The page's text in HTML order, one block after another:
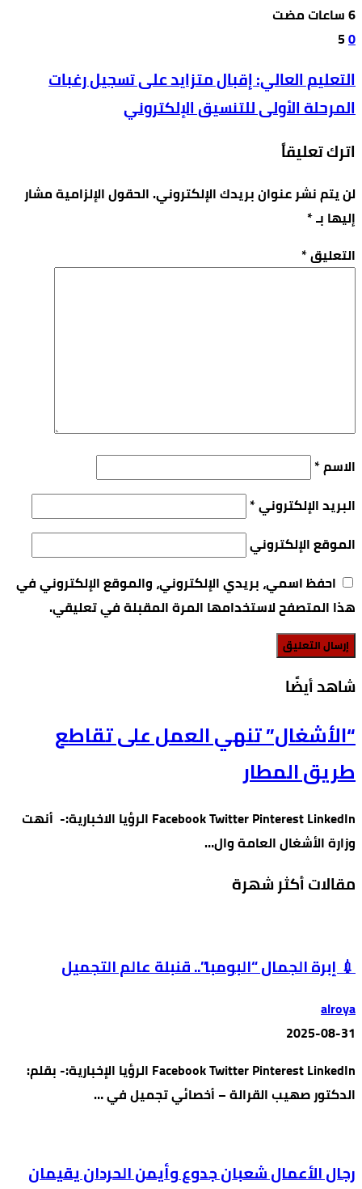
0
5
التعليم العالي: إقبال متزايد على تسجيل رغبات
المرحلة الأولى للتنسيق الإلكتروني
اترك تعليقاً
لن يتم نشر عنوان بريدك الإلكتروني.الحقول الإلزامية مشار
إليها بـ*
التعليق*
الاسم*
البريد الإلكتروني*
الموقع الإلكتروني
احفظ اسمي، بريدي الإلكتروني، والموقع الإلكتروني في
هذا المتصفح لاستخدامها المرة المقبلة في تعليقي.
‫شاهد أيضًا‬
“الأشغال” تنهي العمل على تقاطع
طريق المطار
Facebook Twitter Pinterest LinkedIn الرؤيا الاخبارية:- أنهت
وزارة الأشغال العامة وال…
مقالات أكثر شهرة
💉 إبرة الجمال “البومبا”.. قنبلة عالم التجميل
alroya
2025-08-31
Facebook Twitter Pinterest LinkedIn الرؤيا الإخبارية:- بقلم:
الدكتور صهيب القرالة – أخصائي تجميل في …
رجال الأعمال شعبان جدوع وأيمن الحردان يقيمان